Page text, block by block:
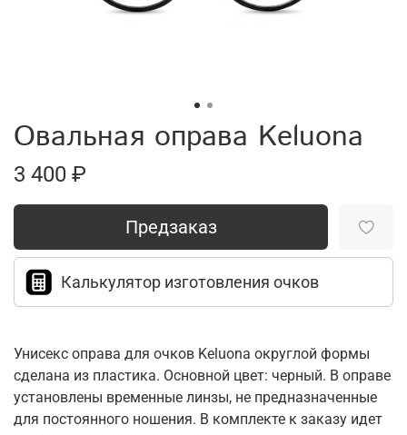
Овальная оправа Keluona
3 400 ₽
Предзаказ
Калькулятор изготовления очков
Унисекс оправа для очков Keluona округлой формы
сделана из пластика. Основной цвет: черный. В оправе
установлены временные линзы, не предназначенные
для постоянного ношения. В комплекте к заказу идет